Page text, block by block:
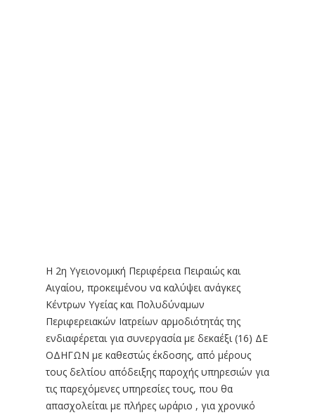
Η 2η Υγειονομική Περιφέρεια Πειραιώς και
Αιγαίου, προκειμένου να καλύψει ανάγκες
Κέντρων Υγείας και Πολυδύναμων
Περιφερειακών Ιατρείων αρμοδιότητάς της
ενδιαφέρεται για συνεργασία με δεκαέξι (16) ΔΕ
ΟΔΗΓΩΝ με καθεστώς έκδοσης, από μέρους
τους δελτίου απόδειξης παροχής υπηρεσιών για
τις παρεχόμενες υπηρεσίες τους, που θα
απασχολείται με πλήρες ωράριο , για χρονικό